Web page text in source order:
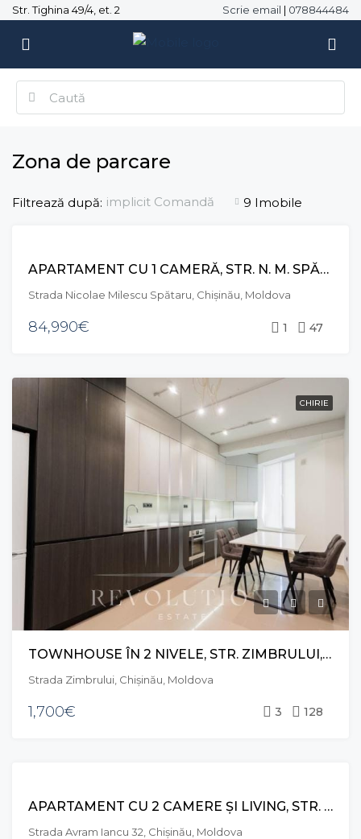
Str. Tighina 49/4, et. 2 Scrie email | 078844484
Zona de parcare
9 Imobile
Filtrează după: implicit Comandă
APARTAMENT CU 1 CAMERĂ, STR. N. M. SPĂTARU, CIOCANA
Strada Nicolae Milescu Spătaru, Chișinău, Moldova
84,990€ 1 47
CHIRIE
TOWNHOUSE ÎN 2 NIVELE, STR. ZIMBRULUI, RÂȘCANI
Strada Zimbrului, Chișinău, Moldova
1,700€ 3 128
APARTAMENT CU 2 CAMERE ȘI LIVING, STR. AVRAM IANCU, CENTRU
Strada Avram Iancu 32, Chișinău, Moldova